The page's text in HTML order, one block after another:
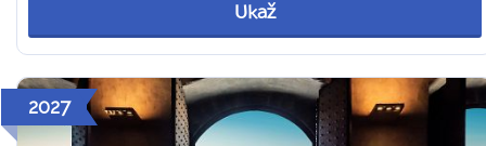
Ukaž
2027